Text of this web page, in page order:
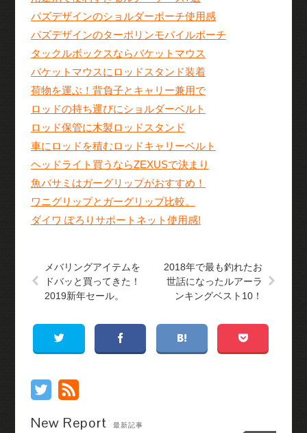
パズデザインのショルダーポーチ使用感
パズデザインのターポリンモバイルポーチ
タックルボックスならバケットマウス
バケットマウスにロッドスタンド装着
荷物を運ぶ！背負子とキャリー兼用で
ロッドの持ち運びにショルダーベルト
ロッド保管に木製ロッドスタンド
車にロッドを積むロッドキャリーベルト
ヘッドライト買うならZEXUSで決まり
魚バサミはガーグリップがおすすめ！
ワニグリップとガーグリップ比較。
ダイワ ぽろりサポートネット使用感!
メバリングアイテムを
ドバッと買ってきた！
2019新年セール。
2018年で最も釣れたお
世話になったルアーラ
ンキングベスト10！
New Report 最新記事